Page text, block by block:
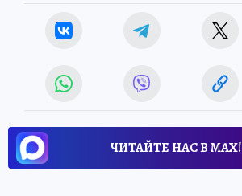
ЧИТАЙТЕ НАС В МАХ!